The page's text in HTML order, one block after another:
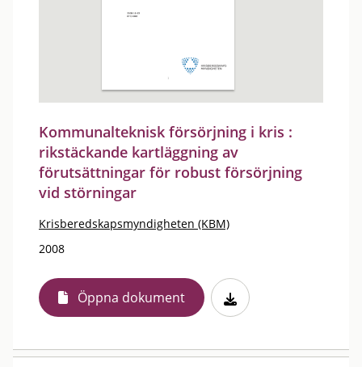
Kommunalteknisk försörjning i kris :
rikstäckande kartläggning av
förutsättningar för robust försörjning
vid störningar
Krisberedskapsmyndigheten (KBM)
2008
Öppna dokument